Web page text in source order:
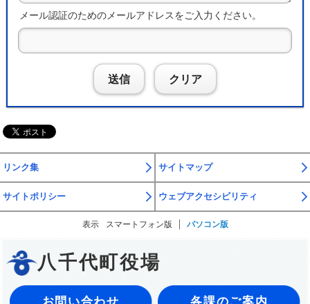
メール認証のためのメールアドレスをご入力ください。
送信 クリア
リンク集 サイトマップ
サイトポリシー ウェブアクセシビリティ
表示 スマートフォン版 パソコン版
八千代町役場